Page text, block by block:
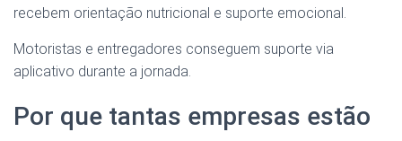
recebem orientação nutricional e suporte emocional.
Motoristas e entregadores conseguem suporte via
aplicativo durante a jornada.
Por que tantas empresas estão